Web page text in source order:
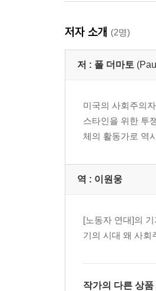
저자 소개 (2명)
저 : 폴 더마토
미국의 사회주의
스타인을 위한 투
체의 활동가로 역
역 : 이원웅
[노동자 연대]의
기의 시대 왜 사회
작가의 다른 상품